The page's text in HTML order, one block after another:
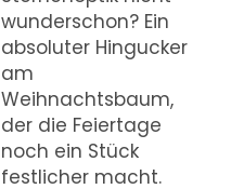
wunderschon? Ein
absoluter Hingucker
am
Weihnachtsbaum,
der die Feiertage
noch ein Stück
festlicher macht.